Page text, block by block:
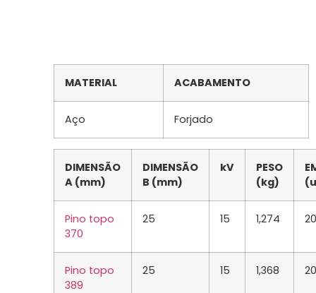
MATERIAL ACABAMENTO
Aço Forjado
DIMENSÃO
A (mm)
DIMENSÃO
B (mm)
kV
PESO
(kg)
Pino topo
370
25 15 1,274 20
Pino topo
389
25 15 1,368 20